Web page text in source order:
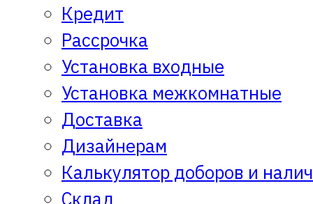
Кредит
Рассрочка
Установка входные
Установка межкомнатные
Доставка
Дизайнерам
Калькулятор доборов и
Склад